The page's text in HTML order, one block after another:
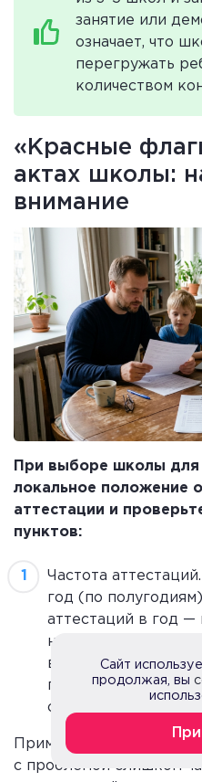
занятие или
означает, что
перегружать
количеством
«Красные
актах школы:
внимание
При выборе школы для
локальное положение
аттестации и
пунктов:
Частота
год (по
аттестаций в год
нагрузка отнимает
времени на
противоречит
образовательного
Пример из практики:
с проблемой слишком
Сайт
продолжая, вы